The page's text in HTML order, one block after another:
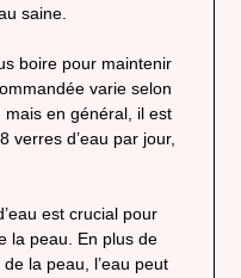
saine.
boire pour maintenir
varie selon
en général, il est
verres d’eau par jour,
est crucial pour
la peau. En plus de
la peau, l’eau peut